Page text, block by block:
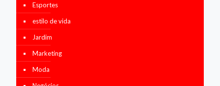
Esportes
estilo de vida
Jardim
Marketing
Moda